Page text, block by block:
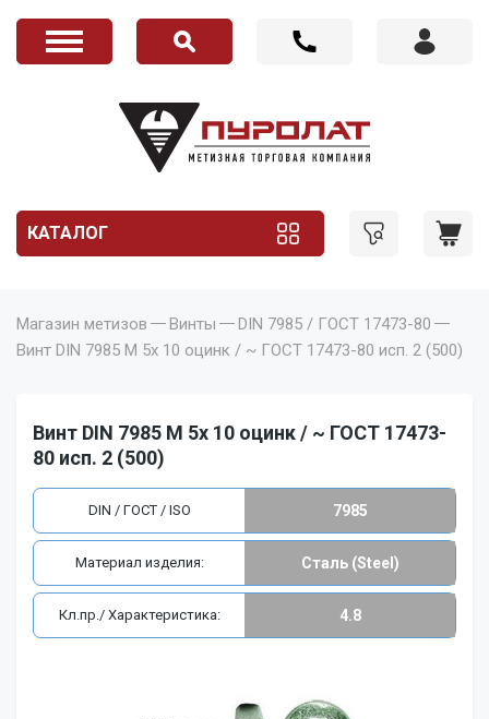
КАТАЛОГ
Магазин метизов Винты
DIN 7985 / ГОСТ 17473-80
Винт DIN 7985 M 5x 10 оцинк / ~ ГОСТ 17473-80 исп. 2 (500)
Винт DIN 7985 M 5x 10 оцинк / ~ ГОСТ 17473-
80 исп. 2 (500)
DIN / ГОСТ / ISO 7985
Материал изделия: Сталь (Steel)
Кл.пр./ Характеристика: 4.8